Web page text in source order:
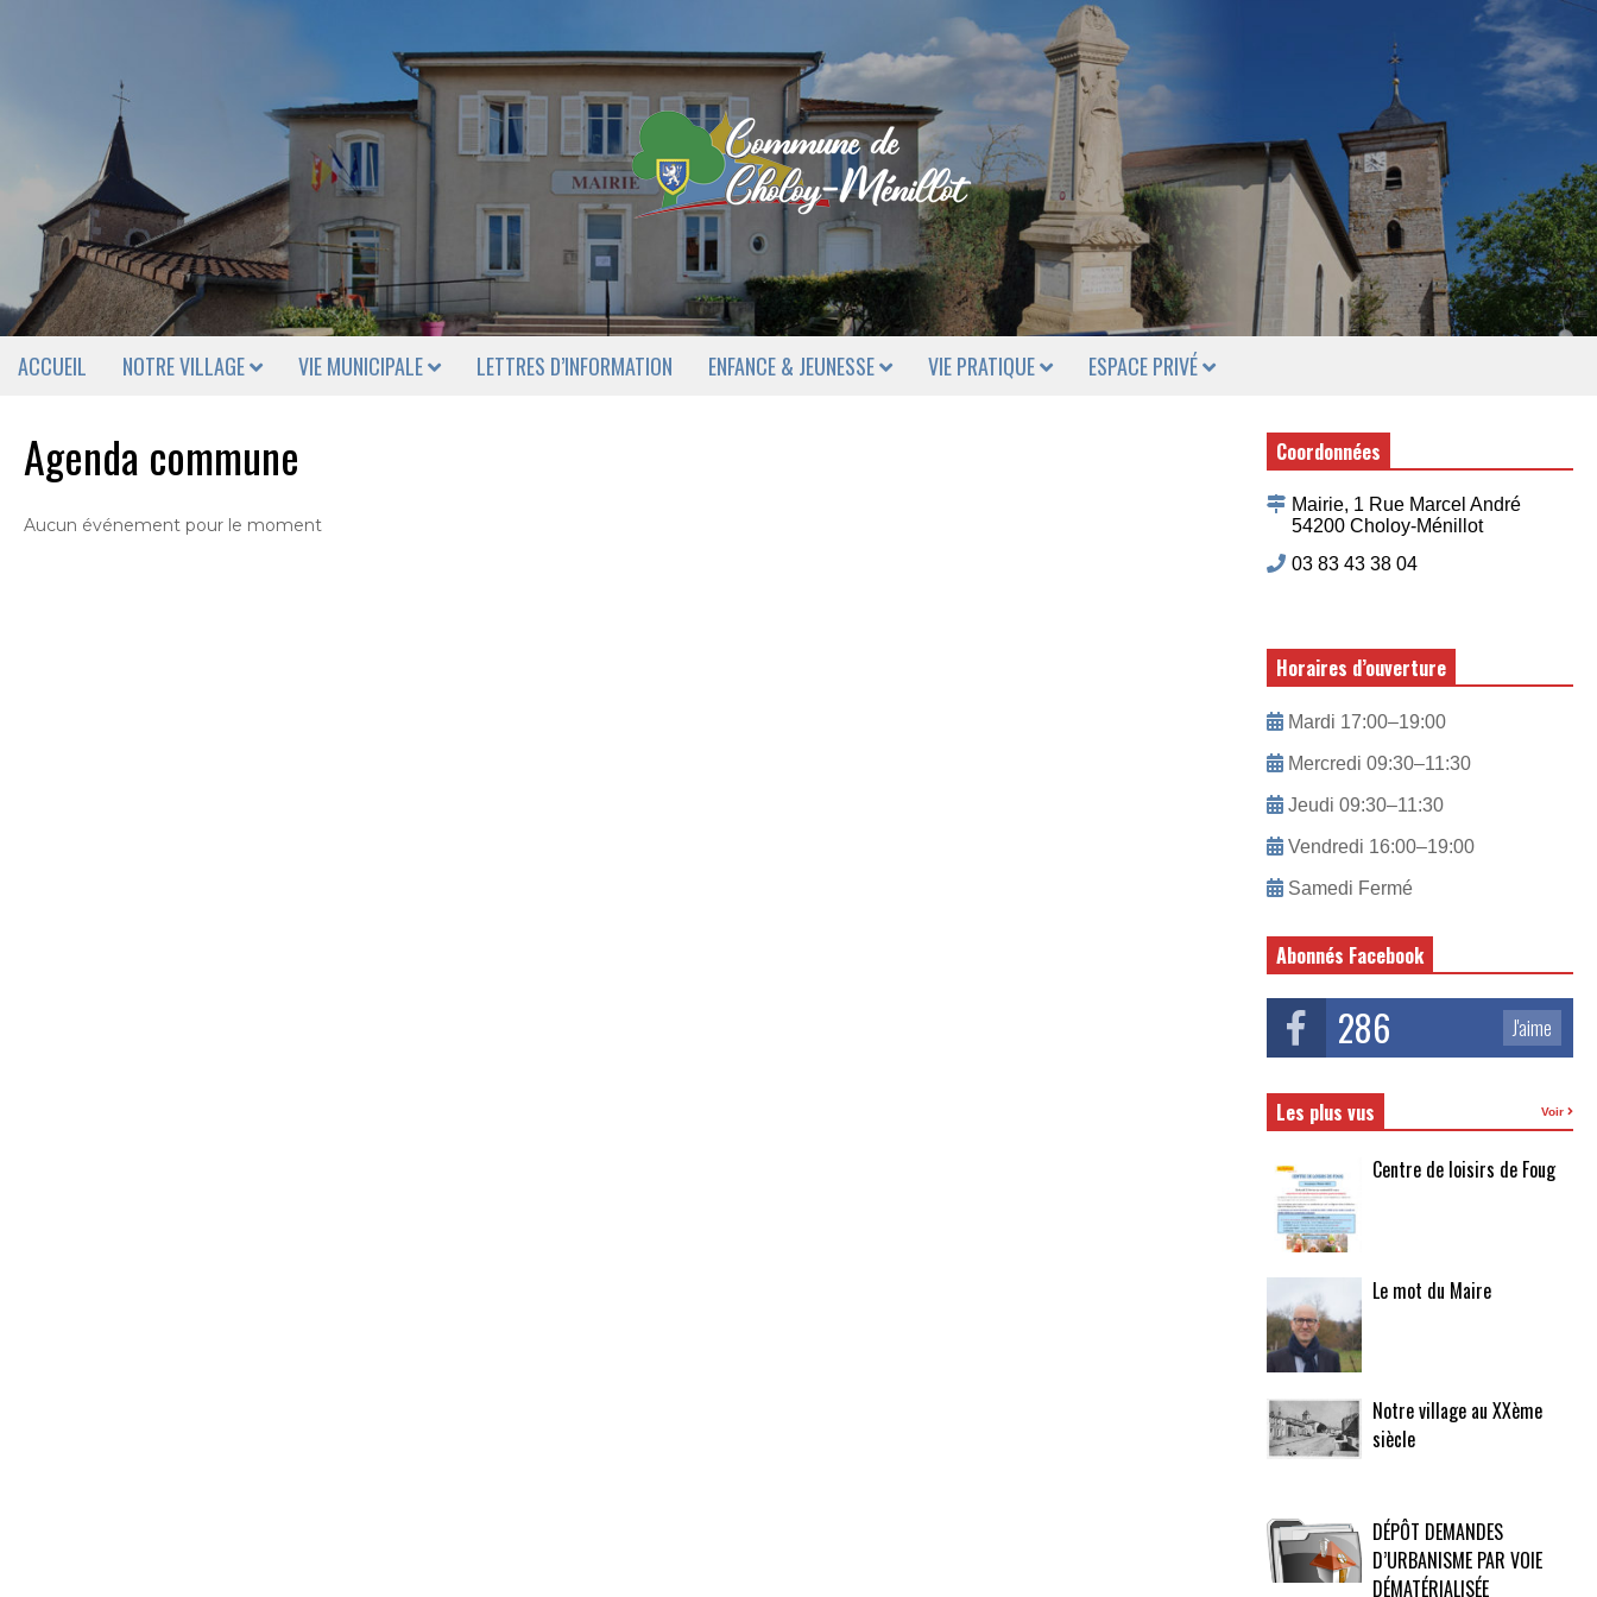
ACCUEIL NOTRE VILLAGE VIE MUNICIPALE LETTRES D’INFORMATION ENFANCE & JEUNESSE VIE PRATIQUE ESPACE PRIVÉ
Agenda commune
Aucun événement pour le moment
Coordonnées
Mairie, 1 Rue Marcel André
54200 Choloy-Ménillot
03 83 43 38 04
Horaires d’ouverture
Mardi 17:00–19:00
Mercredi 09:30–11:30
Jeudi 09:30–11:30
Vendredi 16:00–19:00
Samedi Fermé
Abonnés Facebook
286 J'aime
Les plus vus Voir
Centre de loisirs de Foug
Le mot du Maire
Notre village au XXème
siècle
DÉPÔT DEMANDES
D’URBANISME PAR VOIE
DÉMATÉRIALISÉE